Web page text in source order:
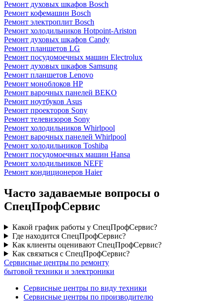
Ремонт духовых шкафов Bosch
Ремонт кофемашин Bosch
Ремонт электроплит Bosch
Ремонт холодильников Hotpoint-Ariston
Ремонт духовых шкафов Candy
Ремонт планшетов LG
Ремонт посудомоечных машин Electrolux
Ремонт духовых шкафов Samsung
Ремонт планшетов Lenovo
Ремонт моноблоков HP
Ремонт варочных панелей BEKO
Ремонт ноутбуков Asus
Ремонт проекторов Sony
Ремонт телевизоров Sony
Ремонт холодильников Whirlpool
Ремонт варочных панелей Whirlpool
Ремонт холодильников Toshiba
Ремонт посудомоечных машин Hansa
Ремонт холодильников NEFF
Ремонт кондиционеров Haier
Часто задаваемые вопросы о
СпецПрофСервис
Какой график работы у СпецПрофСервис?
Где находится СпецПрофСервис?
Как клиенты оценивают СпецПрофСервис?
Как связаться с СпецПрофСервис?
Сервисные центры по ремонту
бытовой техники и электроники
Сервисные центры по виду техники
Сервисные центры по производителю